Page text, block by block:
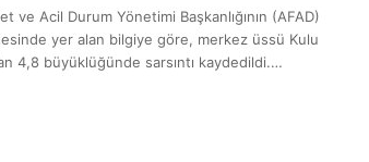
ve Acil Durum Yönetimi Başkanlığının (AFAD)
yer alan bilgiye göre, merkez üssü Kulu
4,8 büyüklüğünde sarsıntı kaydedildi.…